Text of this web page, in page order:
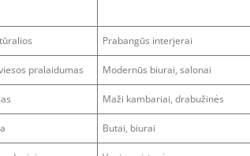
Prabangūs interjerai
pralaidumas Modernūs biurai, salonai
Maži kambariai, drabužinės
Butai, biurai